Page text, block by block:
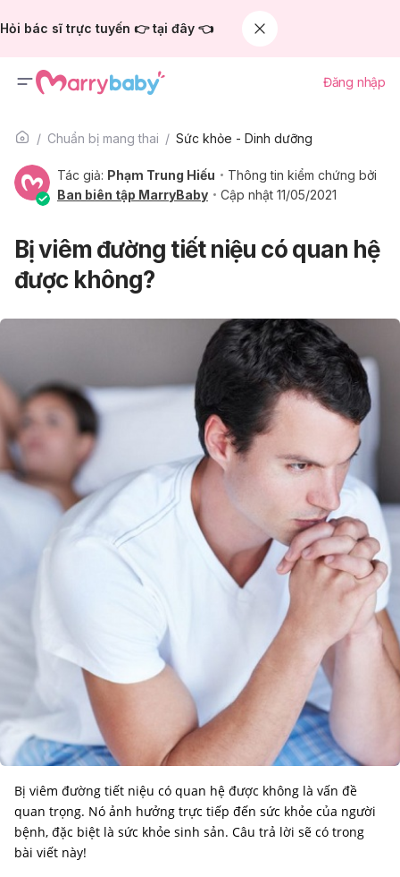
Hỏi bác sĩ trực tuyến 👉 tại đây 👈
Đăng nhập
Chuẩn bị mang thai Sức khỏe - Dinh dưỡng
Tác giả: Phạm Trung Hiếu
Thông tin kiểm chứng bởi
Ban biên tập MarryBaby
Cập nhật 11/05/2021
Bị viêm đường tiết niệu có quan hệ
được không?
Bị viêm đường tiết niệu có quan hệ được không là vấn đề
quan trọng. Nó ảnh hưởng trực tiếp đến sức khỏe của người
bệnh, đặc biệt là sức khỏe sinh sản. Câu trả lời sẽ có trong
bài viết này!